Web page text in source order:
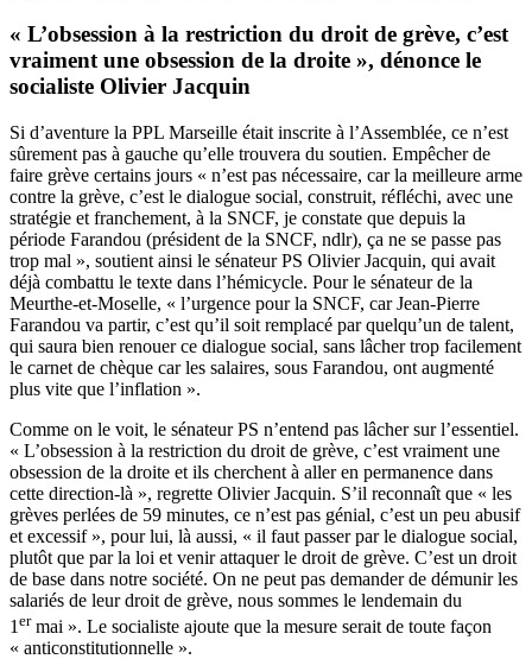
« L’obsession à la restriction du droit de grève, c’est
vraiment une obsession de la droite », dénonce le
socialiste Olivier Jacquin
Si d’aventure la PPL Marseille était inscrite à l’Assemblée, ce n’est
sûrement pas à gauche qu’elle trouvera du soutien. Empêcher de
faire grève certains jours « n’est pas nécessaire, car la meilleure arme
contre la grève, c’est le dialogue social, construit, réfléchi, avec une
stratégie et franchement, à la SNCF, je constate que depuis la
période Farandou (président de la SNCF, ndlr), ça ne se passe pas
trop mal », soutient ainsi le sénateur PS Olivier Jacquin, qui avait
déjà combattu le texte dans l’hémicycle. Pour le sénateur de la
Meurthe-et-Moselle, « l’urgence pour la SNCF, car Jean-Pierre
Farandou va partir, c’est qu’il soit remplacé par quelqu’un de talent,
qui saura bien renouer ce dialogue social, sans lâcher trop facilement
le carnet de chèque car les salaires, sous Farandou, ont augmenté
plus vite que l’inflation ».
Comme on le voit, le sénateur PS n’entend pas lâcher sur l’essentiel.
« L’obsession à la restriction du droit de grève, c’est vraiment une
obsession de la droite et ils cherchent à aller en permanence dans
cette direction-là », regrette Olivier Jacquin. S’il reconnaît que « les
grèves perlées de 59 minutes, ce n’est pas génial, c’est un peu abusif
et excessif », pour lui, là aussi, « il faut passer par le dialogue social,
plutôt que par la loi et venir attaquer le droit de grève. C’est un droit
de base dans notre société. On ne peut pas demander de démunir les
salariés de leur droit de grève, nous sommes le lendemain du
1 ermai ». Le socialiste ajoute que la mesure serait de toute façon
« anticonstitutionnelle ».